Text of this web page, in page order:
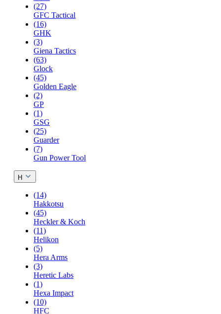
(27)
GFC Tactical
(16)
GHK
(3)
Giena Tactics
(63)
Glock
(45)
Golden Eagle
(2)
GP
(1)
GSG
(25)
Guarder
(7)
Gun Power Tool
H
(14)
Hakkotsu
(45)
Heckler & Koch
(11)
Helikon
(5)
Hera Arms
(3)
Heretic Labs
(1)
Hexa Impact
(10)
HFC